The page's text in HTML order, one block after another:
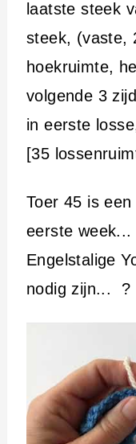
laatste steek
steek, (vaste,
hoekruimte,
volgende 3
in eerste
[35
Toer 45 is
eerste
Engelstalige
nodig zijn... ?